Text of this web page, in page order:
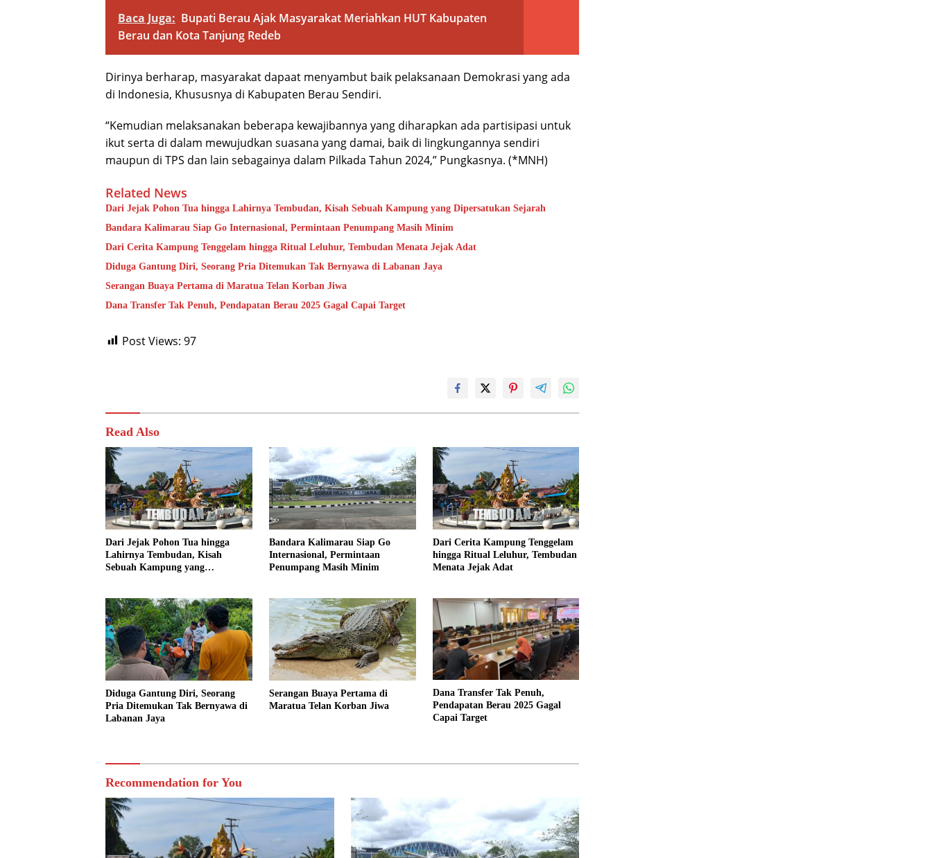
Baca Juga: Bupati Berau Ajak Masyarakat Meriahkan HUT Kabupaten
Berau dan Kota Tanjung Redeb
Dirinya berharap, masyarakat dapaat menyambut baik pelaksanaan Demokrasi yang ada
di Indonesia, Khususnya di Kabupaten Berau Sendiri.
“Kemudian melaksanakan beberapa kewajibannya yang diharapkan ada partisipasi untuk
ikut serta di dalam mewujudkan suasana yang damai, baik di lingkungannya sendiri
maupun di TPS dan lain sebagainya dalam Pilkada Tahun 2024,” Pungkasnya. (*MNH)
Related News
Dari Jejak Pohon Tua hingga Lahirnya Tembudan, Kisah Sebuah Kampung yang Dipersatukan Sejarah
Bandara Kalimarau Siap Go Internasional, Permintaan Penumpang Masih Minim
Dari Cerita Kampung Tenggelam hingga Ritual Leluhur, Tembudan Menata Jejak Adat
Diduga Gantung Diri, Seorang Pria Ditemukan Tak Bernyawa di Labanan Jaya
Serangan Buaya Pertama di Maratua Telan Korban Jiwa
Dana Transfer Tak Penuh, Pendapatan Berau 2025 Gagal Capai Target
Post Views: 97
Read Also
Dari Jejak Pohon Tua hingga
Lahirnya Tembudan, Kisah
Sebuah Kampung yang
Bandara Kalimarau Siap Go
Internasional, Permintaan
Penumpang Masih Minim
Dari Cerita Kampung Tenggelam
hingga Ritual Leluhur, Tembudan
Menata Jejak Adat
Diduga Gantung Diri, Seorang
Pria Ditemukan Tak Bernyawa di
Labanan Jaya
Serangan Buaya Pertama di
Maratua Telan Korban Jiwa
Dana Transfer Tak Penuh,
Pendapatan Berau 2025 Gagal
Capai Target
Recommendation for You